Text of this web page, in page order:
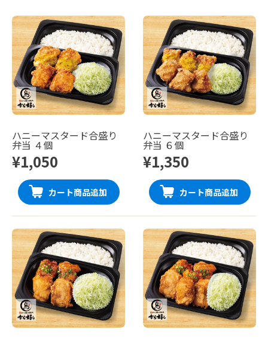
ハニーマスタード合盛り
弁当 ４個
¥1,050
カート商品追加
ハニーマスタード合盛り
弁当 ６個
¥1,350
カート商品追加